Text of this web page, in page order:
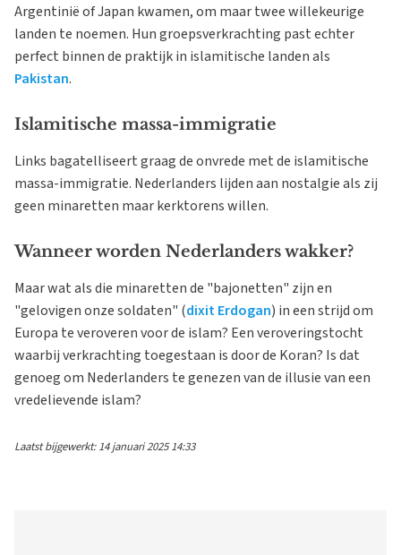
Argentinië of Japan kwamen, om maar twee willekeurige
landen te noemen. Hun groepsverkrachting past echter
perfect binnen de praktijk in islamitische landen als
Pakistan.
Islamitische massa-immigratie
Links bagatelliseert graag de onvrede met de islamitische
massa-immigratie. Nederlanders lijden aan nostalgie als zij
geen minaretten maar kerktorens willen.
Wanneer worden Nederlanders wakker?
Maar wat als die minaretten de "bajonetten" zijn en
"gelovigen onze soldaten" (dixit Erdogan) in een strijd om
Europa te veroveren voor de islam? Een veroveringstocht
waarbij verkrachting toegestaan is door de Koran? Is dat
genoeg om Nederlanders te genezen van de illusie van een
vredelievende islam?
Laatst bijgewerkt: 14 januari 2025 14:33